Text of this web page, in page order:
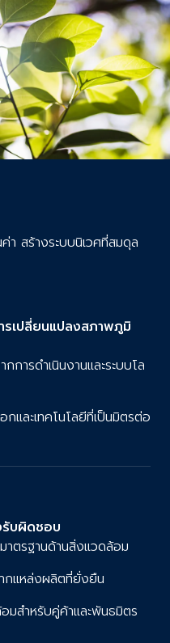
สร้างระบบนิเวศที่สมดุล
รเปลี่ยนแปลงสภาพภูมิ
การดำเนินงานและระบบโล
และเทคโนโลยีที่เป็นมิตรต่อ
รับผิดชอบ
าตรฐานด้านสิ่งแวดล้อม
กแหล่งผลิตที่ยั่งยืน
มสำหรับคู่ค้าและพันธมิตร